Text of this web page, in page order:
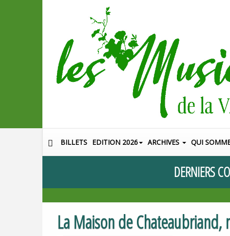
BILLETS EDITION 2026 ARCHIVES QUI
DERNIERS
La Maison de Chateaubriand,